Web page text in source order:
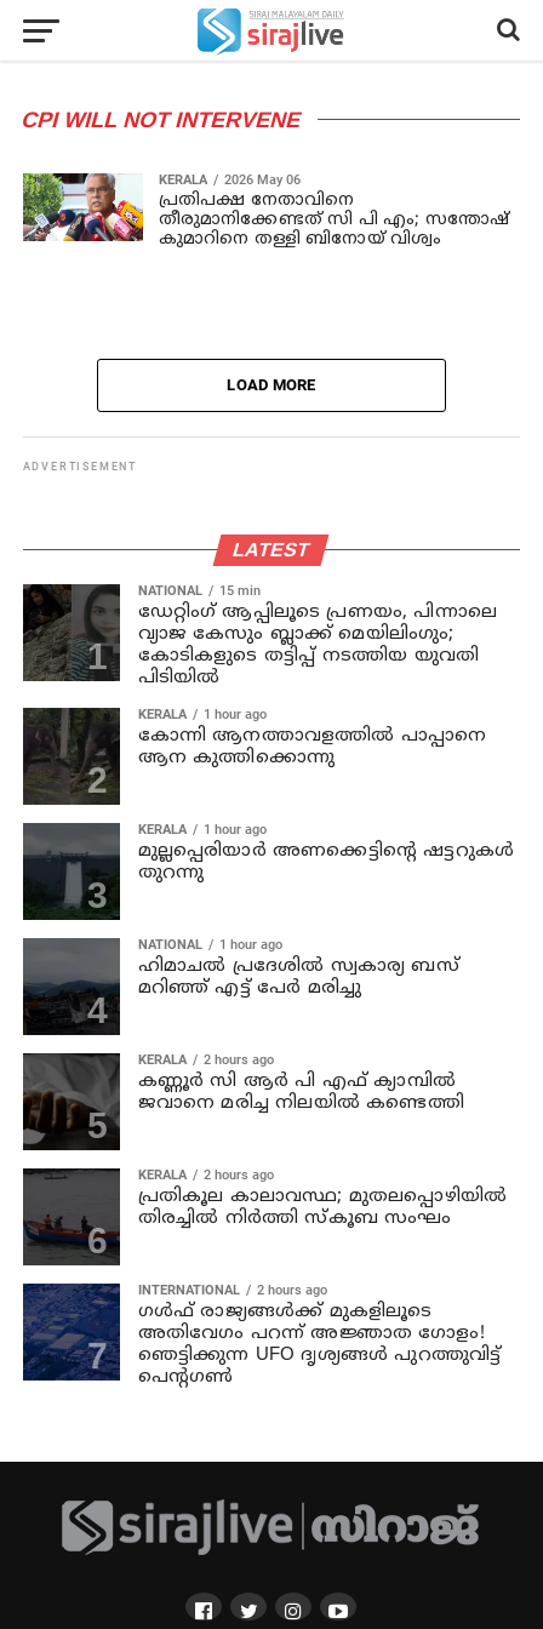
CPI WILL NOT INTERVENE
KERALA 2026 May 06
പ്രതിപക്ഷ നേതാവിനെ
തീരുമാനിക്കേണ്ടത് സി പി എം; സന്തോഷ്
കുമാറിനെ തള്ളി ബിനോയ് വിശ്വം
LOAD MORE
ADVERTISEMENT
LATEST
NATIONAL 15 min
ഡേറ്റിംഗ് ആപ്പിലൂടെ പ്രണയം, പിന്നാലെ
വ്യാജ കേസും ബ്ലാക്ക് മെയിലിംഗും;
കോടികളുടെ തട്ടിപ്പ് നടത്തിയ യുവതി
പിടിയിൽ
KERALA 1 hour ago
കോന്നി ആനത്താവളത്തില്‍ പാപ്പാനെ
ആന കുത്തിക്കൊന്നു
KERALA 1 hour ago
മുല്ലപ്പെരിയാര്‍ അണക്കെട്ടിന്റെ ഷട്ടറുകള്‍
തുറന്നു
NATIONAL 1 hour ago
ഹിമാചല്‍ പ്രദേശില്‍ സ്വകാര്യ ബസ്
മറിഞ്ഞ് എട്ട് പേര്‍ മരിച്ചു
KERALA 2 hours ago
കണ്ണൂര്‍ സി ആര്‍ പി എഫ് ക്യാമ്പില്‍
ജവാനെ മരിച്ച നിലയില്‍ കണ്ടെത്തി
KERALA 2 hours ago
പ്രതികൂല കാലാവസ്ഥ; മുതലപ്പൊഴിയില്‍
തിരച്ചില്‍ നിര്‍ത്തി സ്കൂബ സംഘം
INTERNATIONAL 2 hours ago
ഗൾഫ് രാജ്യങ്ങൾക്ക് മുകളിലൂടെ
അതിവേഗം പറന്ന് അജ്ഞാത ഗോളം!
ഞെട്ടിക്കുന്ന UFO ദൃശ്യങ്ങൾ പുറത്തുവിട്ട്
പെന്റഗൺ